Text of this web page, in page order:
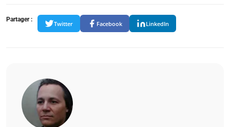
Partager :
Twitter Facebook LinkedIn